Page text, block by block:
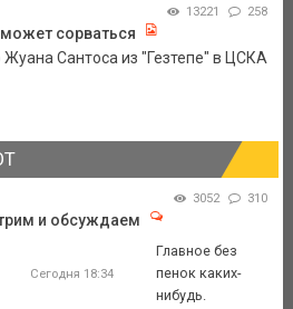
13221 258
сорваться
Сантоса из "Гезтепе" в ЦСКА
3052 310
и обсуждаем
Сегодня 18:34
Главное без
пенок каких-
нибудь.